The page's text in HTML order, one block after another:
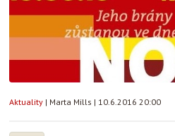
Aktuality | Marta Mills | 10.6.2016 20:00